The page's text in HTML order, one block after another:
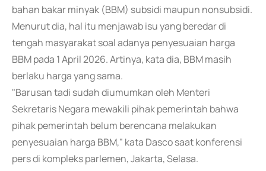
bahan bakar minyak (BBM) subsidi maupun nonsubsidi.
Menurut dia, hal itu menjawab isu yang beredar di
tengah masyarakat soal adanya penyesuaian harga
BBM pada 1 April 2026. Artinya, kata dia, BBM masih
berlaku harga yang sama.
"Barusan tadi sudah diumumkan oleh Menteri
Sekretaris Negara mewakili pihak pemerintah bahwa
pihak pemerintah belum berencana melakukan
penyesuaian harga BBM," kata Dasco saat konferensi
pers di kompleks parlemen, Jakarta, Selasa.